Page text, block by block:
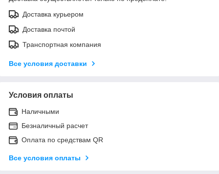
Доставка курьером
Доставка почтой
Транспортная компания
Все условия доставки
Условия оплаты
Наличными
Безналичный расчет
Оплата по средствам QR
Все условия оплаты